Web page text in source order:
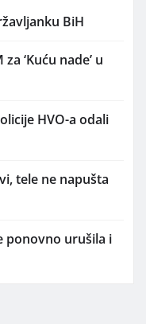
BiH
‘Kuću nade’ u
HVO-a odali
tele ne napušta
ponovno urušila i